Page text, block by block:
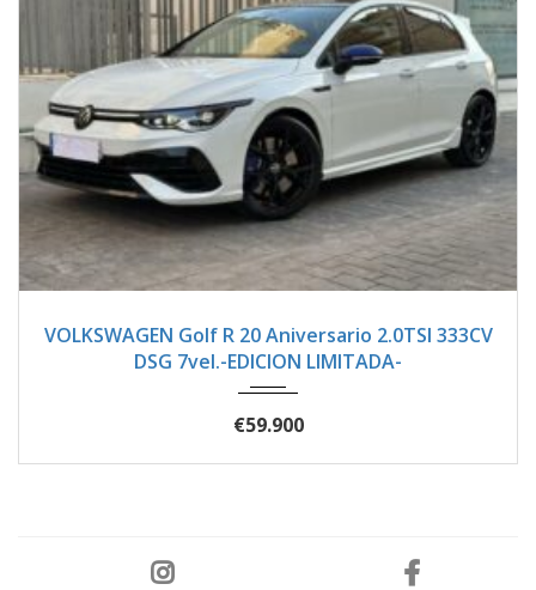
VOLKSWAGEN Golf R 20 Aniversario 2.0TSI 333CV
DSG 7vel.-EDICION LIMITADA-
€59.900